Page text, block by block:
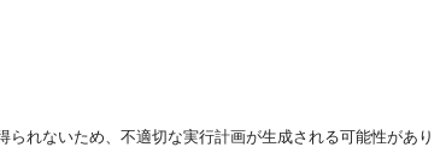
れないため、不適切な実行計画が生成される可能性があり